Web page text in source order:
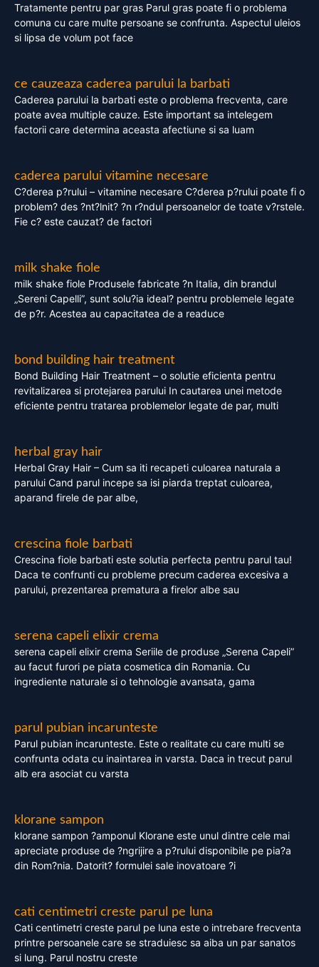
Tratamente pentru par gras Parul gras poate fi o problema
comuna cu care multe persoane se confrunta. Aspectul uleios
si lipsa de volum pot face
ce cauzeaza caderea parului la barbati
Caderea parului la barbati este o problema frecventa, care
poate avea multiple cauze. Este important sa intelegem
factorii care determina aceasta afectiune si sa luam
caderea parului vitamine necesare
C?derea p?rului – vitamine necesare C?derea p?rului poate fi o
problem? des ?nt?lnit? ?n r?ndul persoanelor de toate v?rstele.
Fie c? este cauzat? de factori
milk shake fiole
milk shake fiole Produsele fabricate ?n Italia, din brandul
„Sereni Capelli”, sunt solu?ia ideal? pentru problemele legate
de p?r. Acestea au capacitatea de a readuce
bond building hair treatment
Bond Building Hair Treatment – o solutie eficienta pentru
revitalizarea si protejarea parului In cautarea unei metode
eficiente pentru tratarea problemelor legate de par, multi
herbal gray hair
Herbal Gray Hair – Cum sa iti recapeti culoarea naturala a
parului Cand parul incepe sa isi piarda treptat culoarea,
aparand firele de par albe,
crescina fiole barbati
Crescina fiole barbati este solutia perfecta pentru parul tau!
Daca te confrunti cu probleme precum caderea excesiva a
parului, prezentarea prematura a firelor albe sau
serena capeli elixir crema
serena capeli elixir crema Seriile de produse „Serena Capeli”
au facut furori pe piata cosmetica din Romania. Cu
ingrediente naturale si o tehnologie avansata, gama
parul pubian incarunteste
Parul pubian incarunteste. Este o realitate cu care multi se
confrunta odata cu inaintarea in varsta. Daca in trecut parul
alb era asociat cu varsta
klorane sampon
klorane sampon ?amponul Klorane este unul dintre cele mai
apreciate produse de ?ngrijire a p?rului disponibile pe pia?a
din Rom?nia. Datorit? formulei sale inovatoare ?i
cati centimetri creste parul pe luna
Cati centimetri creste parul pe luna este o intrebare frecventa
printre persoanele care se straduiesc sa aiba un par sanatos
si lung. Parul nostru creste